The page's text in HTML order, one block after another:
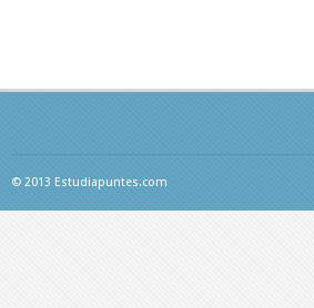
© 2013 Estudiapuntes.com